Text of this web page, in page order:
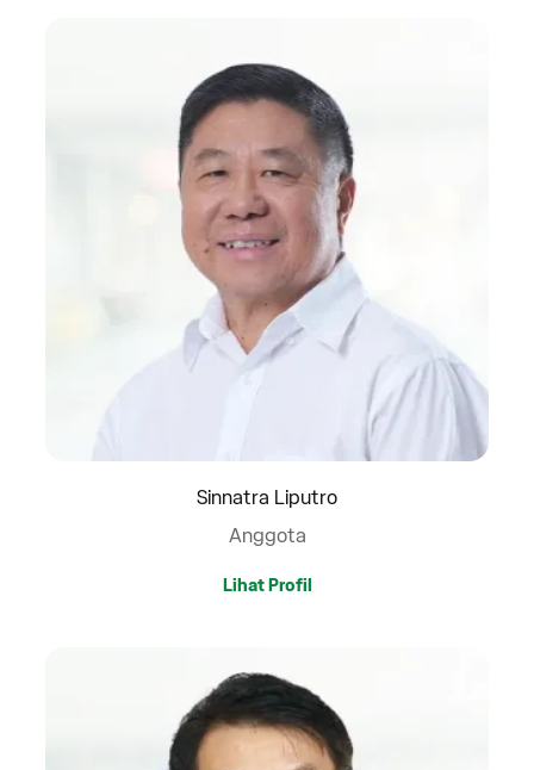
Sinnatra Liputro
Anggota
Lihat Profil